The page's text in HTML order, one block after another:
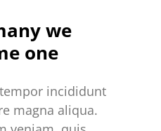
we
one
incididunt
magna aliqua.